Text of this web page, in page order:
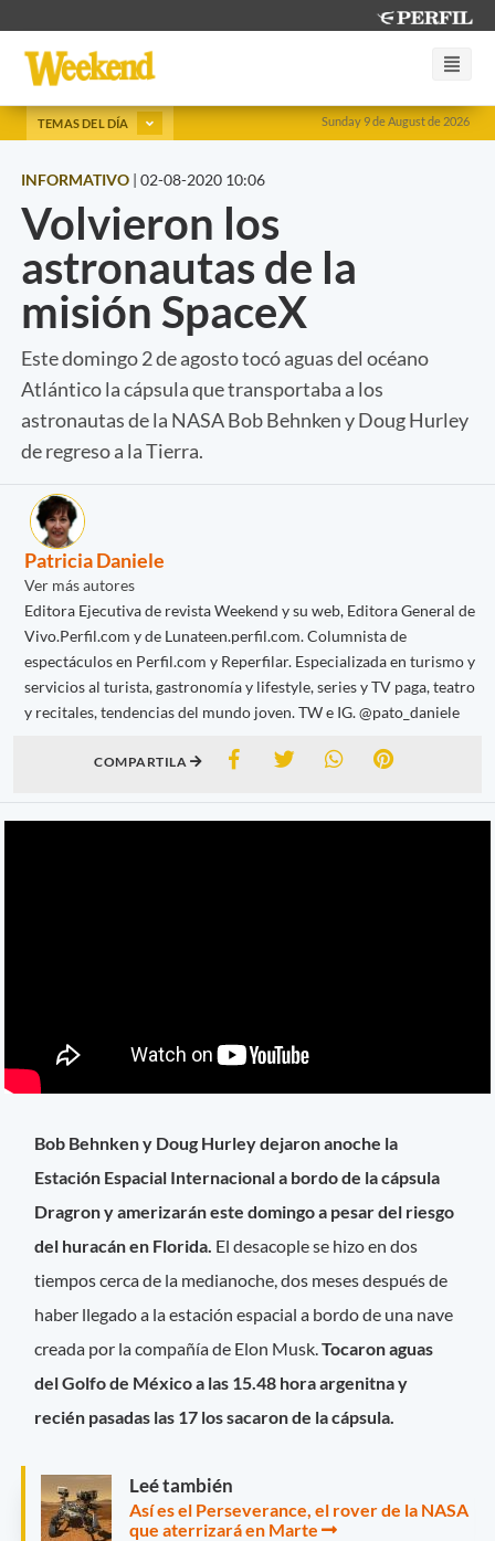
Sunday 9 de August de 2026
TEMAS DEL DÍA
INFORMATIVO | 02-08-2020 10:06
Volvieron los
astronautas de la
misión SpaceX
Este domingo 2 de agosto tocó aguas del océano
Atlántico la cápsula que transportaba a los
astronautas de la NASA Bob Behnken y Doug Hurley
de regreso a la Tierra.
Patricia Daniele
Ver más autores
Editora Ejecutiva de revista Weekend y su web, Editora General de
Vivo.Perfil.com y de Lunateen.perfil.com. Columnista de
espectáculos en Perfil.com y Reperfilar. Especializada en turismo y
servicios al turista, gastronomía y lifestyle, series y TV paga, teatro
y recitales, tendencias del mundo joven. TW e IG. @pato_daniele
COMPARTILA
Bob Behnken y Doug Hurley dejaron anoche la
Estación Espacial Internacional a bordo de la cápsula
Dragron y amerizarán este domingo a pesar del riesgo
del huracán en Florida. El desacople se hizo en dos
tiempos cerca de la medianoche, dos meses después de
haber llegado a la estación espacial a bordo de una nave
creada por la compañía de Elon Musk. Tocaron aguas
del Golfo de México a las 15.48 hora argenitna y
recién pasadas las 17 los sacaron de la cápsula.
Leé también
Así es el Perseverance, el rover de la NASA
que aterrizará en Marte